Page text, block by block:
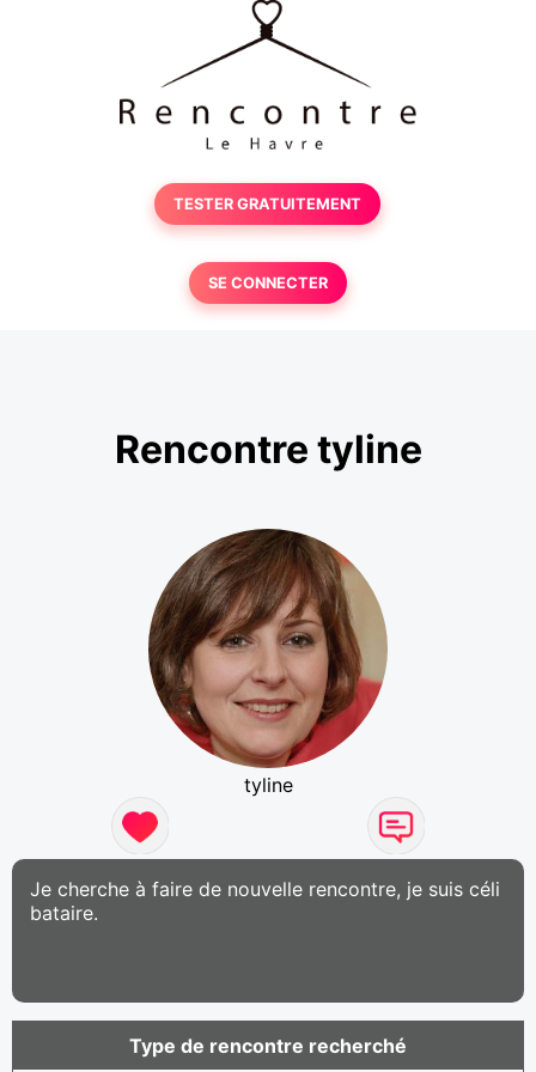
TESTER GRATUITEMENT
SE CONNECTER
Rencontre tyline
tyline
Je cherche à faire de nouvelle rencontre, je suis céli
bataire.
Type de rencontre recherché